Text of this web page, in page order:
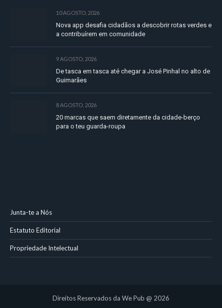
10 AGOSTO, 2026
Nova app desafia cidadãos a descobrir rotas verdes e
a contribuírem em comunidade
9 AGOSTO, 2026
De tasca em tasca até chegar a José Pinhal no alto de
Guimarães
8 AGOSTO, 2026
20 marcas que saem diretamente da cidade-berço
para o teu guarda-roupa
Junta-te a Nós
Estatuto Editorial
Propriedade Intelectual
Direitos Reservados da We Pub @ 2026